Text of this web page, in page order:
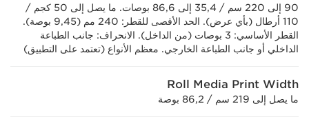
90 إلى 220 سم / 35,4 إلى 86,6 بوصات. ما يصل إلى 50 كجم /
110 أرطال (بأي عرض). الحد الأقصى للقطر: 240 مم (9,45 بوصة).
القطر الأساسي: 3 بوصات (من الداخل). الانحراف: جانب الطباعة
الداخلي أو جانب الطباعة الخارجي. معظم الأنواع (تعتمد على التطبيق)
Roll Media Print Width
ما يصل إلى 219 سم / 86,2 بوصة